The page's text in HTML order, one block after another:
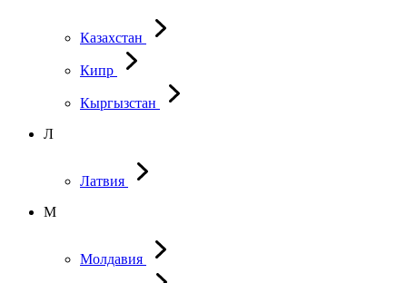
Казахстан
Кипр
Кыргызстан
Л
Латвия
М
Молдавия